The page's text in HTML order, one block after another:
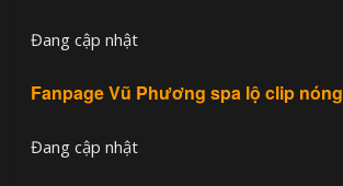
Đang cập nhật
Fanpage Vũ Phương spa lộ clip nóng
Đang cập nhật